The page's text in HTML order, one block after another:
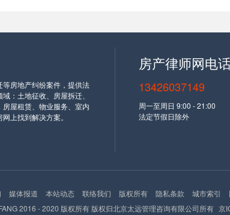
房地产纠纷案件，提供法
：土地征收、房屋拆迁、
屋租赁、物业服务、室内
上找到解决方案。
房产律师网电
13426037149
周一至周日 9:00 - 21:00
法定节假日除外
媒体报道 本站动态 联络我们 版权所有 隐私条款 城市索引
2016 - 2020 版权所有 版权归北京太远管理咨询有限公司所有 京